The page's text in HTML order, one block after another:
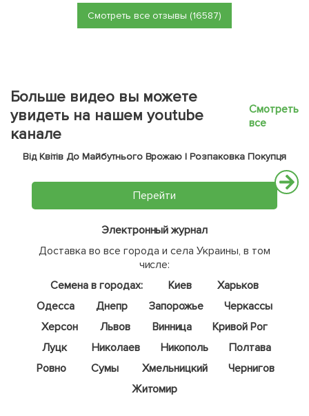
Смотреть все отзывы (16587)
Больше видео вы можете
увидеть на нашем youtube
канале
Смотреть
все
Від Квітів До Майбутнього Врожаю | Розпаковка Покупця
Перейти
Электронный журнал
Доставка во все города и села Украины, в том
числе:
Семена в городах:
Киев
Харьков
Одесса
Днепр Запорожье
Черкассы
Херсон
Львов Винница
Кривой Рог
Луцк
Николаев Никополь
Полтава
Ровно
Сумы Хмельницкий
Чернигов
Житомир